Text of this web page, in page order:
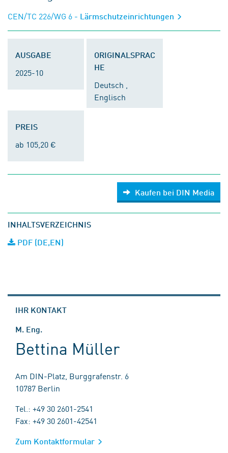
CEN/TC 226/WG 6 - Lärmschutzeinrichtungen
AUSGABE
2025-10
ORIGINALSPRAC
HE
Deutsch ,
Englisch
PREIS
ab 105,20 €
Kaufen bei DIN Media
INHALTSVERZEICHNIS
PDF (DE,EN)
IHR KONTAKT
M. Eng.
Bettina Müller
Am DIN-Platz, Burggrafenstr. 6
10787 Berlin
Tel.: +49 30 2601-2541
Fax: +49 30 2601-42541
Zum Kontaktformular